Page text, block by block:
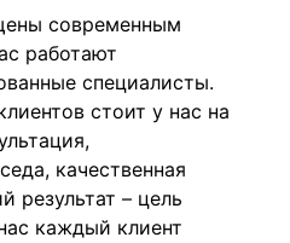
современным
работают
специалисты.
стоит у нас на
качественная
результат – цель
каждый клиент